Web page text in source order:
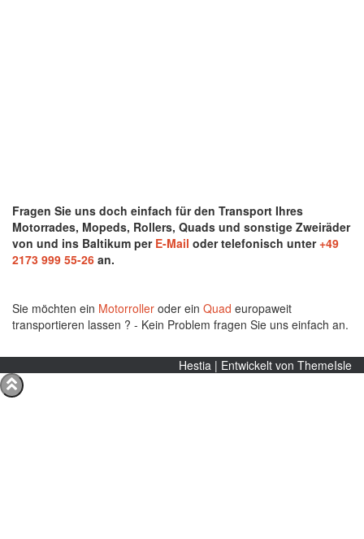
Fragen Sie uns doch einfach für den Transport Ihres
Motorrades, Mopeds, Rollers, Quads und sonstige Zweiräder
von und ins Baltikum per E-Mail oder telefonisch unter+49
2173 999 55-26 an.
Sie möchten ein Motorroller oder ein Quad europaweit
transportieren lassen ? - Kein Problem fragen Sie uns einfach an.
Hestia | Entwickelt von ThemeIsle